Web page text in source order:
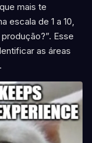
mais te
escala de 1 a 10,
Esse
as áreas